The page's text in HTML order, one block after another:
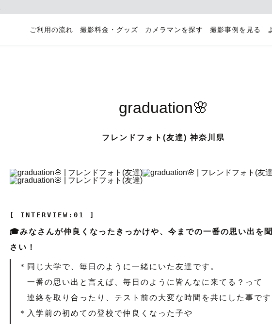
ご利用の流れ 撮影料金・グッズ カメラマンを探す 撮影事例を見る
graduation🌸
フレンドフォト(友達) 神奈川県
[ INTERVIEW:01 ]
🎓みなさんが仲良くなったきっかけや、今までの一番の思い出を
さい！
＊同じ大学で、毎日のように一緒にいた友達です。
一番の思い出と言えば、毎日のように皆んなに来てる？って
連絡を取り合ったり、テスト前の大変な時間を共にした事です
＊入学前の初めての登校で仲良くなった子や